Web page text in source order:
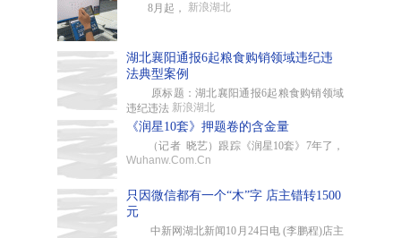
8月起， 新浪湖北
湖北襄阳通报6起粮食购销领域违纪违
法典型案例
原标题：湖北襄阳通报6起粮食购销领域
违纪违法 新浪湖北
《润星10套》押题卷的含金量
（记者 晓艺）跟踪《润星10套》7年了，
Wuhanw.Com.Cn
只因微信都有一个“木”字 店主错转1500
元
中新网湖北新闻10月24日电 (李鹏程)店主